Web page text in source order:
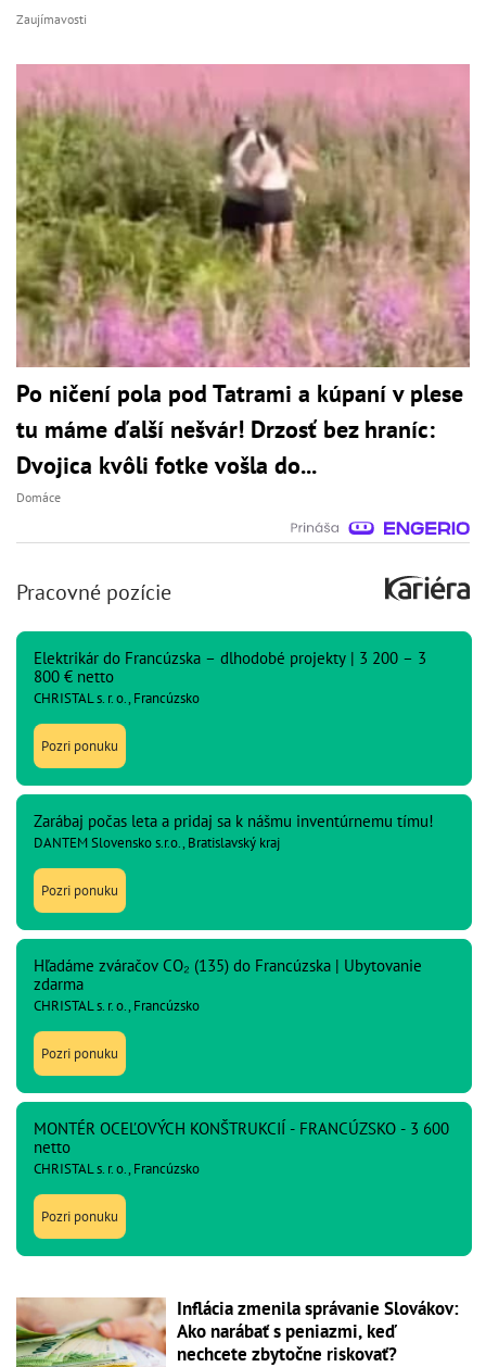
Zaujímavosti
Po ničení pola pod Tatrami a kúpaní v plese
tu máme ďalší nešvár! Drzosť bez hraníc:
Dvojica kvôli fotke vošla do...
Domáce
Pracovné pozície
Elektrikár do Francúzska – dlhodobé projekty | 3 200 – 3
800 € netto
CHRISTAL s. r. o., Francúzsko
Pozri ponuku
Zarábaj počas leta a pridaj sa k nášmu inventúrnemu tímu!
DANTEM Slovensko s.r.o., Bratislavský kraj
Pozri ponuku
Hľadáme zváračov CO₂ (135) do Francúzska | Ubytovanie
zdarma
CHRISTAL s. r. o., Francúzsko
Pozri ponuku
MONTÉR OCEĽOVÝCH KONŠTRUKCIÍ - FRANCÚZSKO - 3 600
netto
CHRISTAL s. r. o., Francúzsko
Pozri ponuku
Inflácia zmenila správanie Slovákov:
Ako narábať s peniazmi, keď
nechcete zbytočne riskovať?